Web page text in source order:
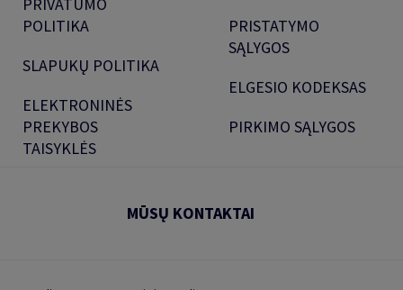
POLITIKA
SLAPUKŲ POLITIKA
ELEKTRONINĖS
PREKYBOS
TAISYKLĖS
PRISTATYMO
SĄLYGOS
ELGESIO KODEKSAS
PIRKIMO SĄLYGOS
MŪSŲ KONTAKTAI